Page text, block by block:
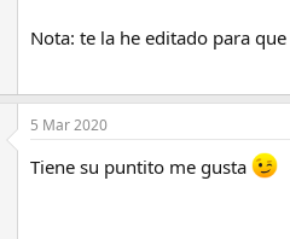
Nota: te la he editado para
5 Mar 2020
Tiene su puntito me gusta